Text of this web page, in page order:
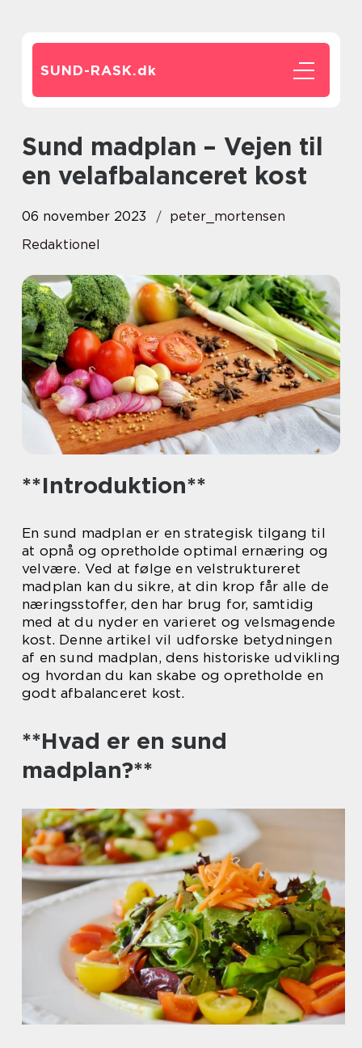
SUND-RASK.dk
Sund madplan – Vejen til
en velafbalanceret kost
06 november 2023
peter_mortensen
Redaktionel
**Introduktion**
En sund madplan er en strategisk tilgang til
at opnå og opretholde optimal ernæring og
velvære. Ved at følge en velstruktureret
madplan kan du sikre, at din krop får alle de
næringsstoffer, den har brug for, samtidig
med at du nyder en varieret og velsmagende
kost. Denne artikel vil udforske betydningen
af en sund madplan, dens historiske udvikling
og hvordan du kan skabe og opretholde en
godt afbalanceret kost.
**Hvad er en sund
madplan?**